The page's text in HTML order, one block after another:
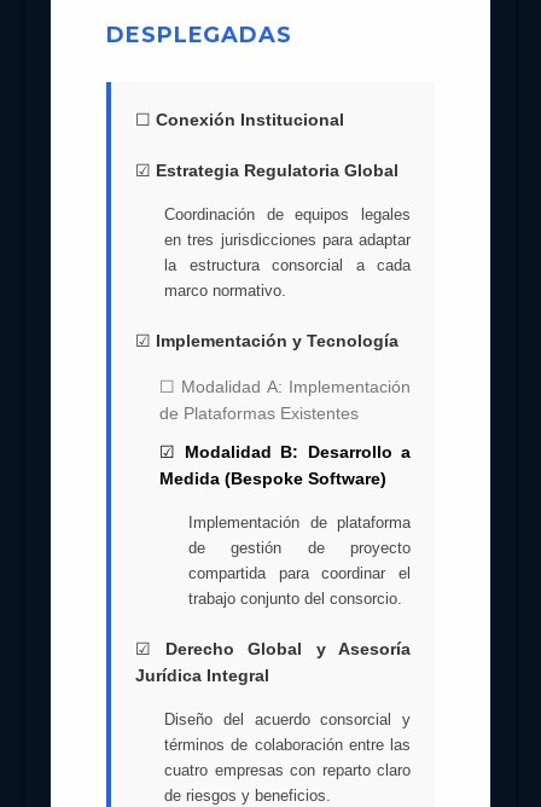
DESPLEGADAS
☐ Conexión Institucional
☑ Estrategia Regulatoria Global
Coordinación de equipos legales
en tres jurisdicciones para adaptar
la estructura consorcial a cada
marco normativo.
☑ Implementación y Tecnología
☐ Modalidad A: Implementación
de Plataformas Existentes
☑ Modalidad B: Desarrollo a
Medida (Bespoke Software)
Implementación de plataforma
de gestión de proyecto
compartida para coordinar el
trabajo conjunto del consorcio.
☑ Derecho Global y Asesoría
Jurídica Integral
Diseño del acuerdo consorcial y
términos de colaboración entre las
cuatro empresas con reparto claro
de riesgos y beneficios.